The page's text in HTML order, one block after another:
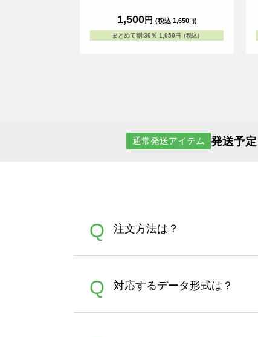
1,500円 (税込 1,650円)
まとめて割:30％ 1,050 円（税込）
通常発送アイテム 発送予
Q 注文方法は？
A
す。 30枚以上やシルク印
さい。製作する数量が多
Q 対応するデータ形式は？